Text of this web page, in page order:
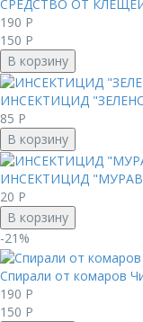
СРЕДСТВО ОТ
190 Р
150 Р
В корзину
ИНСЕКТИЦИД
85 Р
В корзину
ИНСЕКТИЦИД
20 Р
В корзину
-21%
Спирали от комаров
190 Р
150 Р